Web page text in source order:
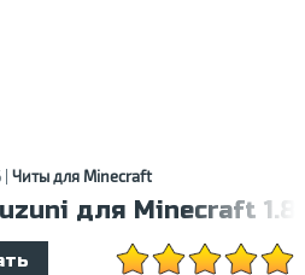
Читы для Minecraft
для Minecraft 1.8.7